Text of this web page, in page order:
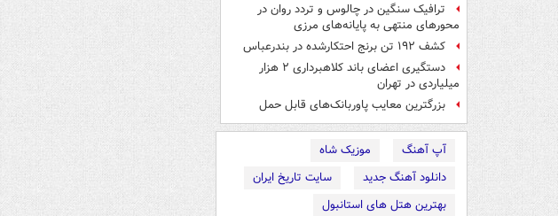
ترافیک سنگین در چالوس و تردد روان در
محورهای منتهی به پایانه‌های مرزی
کشف ۱۹۲ تن برنج احتکارشده در بندرعباس
دستگیری اعضای باند کلاهبرداری ۲ هزار
میلیاردی در تهران
بزرگترین معایب پاوربانک‌های قابل حمل
آپ آهنگ
موزیک شاه
دانلود آهنگ جدید
سایت تاریخ ایران
بهترین هتل های استانبول